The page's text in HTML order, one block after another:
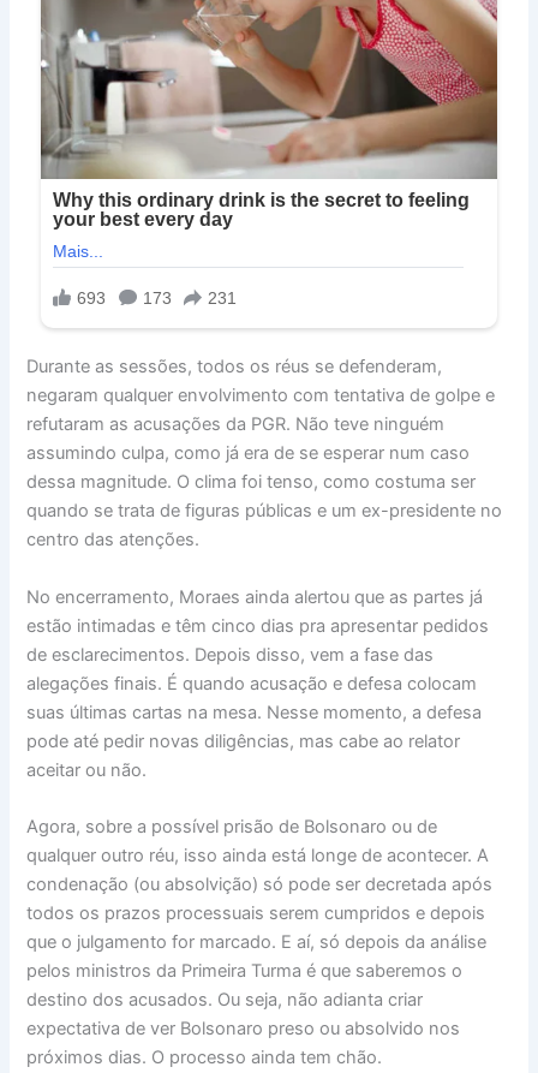
Durante as sessões, todos os réus se defenderam,
negaram qualquer envolvimento com tentativa de golpe e
refutaram as acusações da PGR. Não teve ninguém
assumindo culpa, como já era de se esperar num caso
dessa magnitude. O clima foi tenso, como costuma ser
quando se trata de figuras públicas e um ex-presidente no
centro das atenções.
No encerramento, Moraes ainda alertou que as partes já
estão intimadas e têm cinco dias pra apresentar pedidos
de esclarecimentos. Depois disso, vem a fase das
alegações finais. É quando acusação e defesa colocam
suas últimas cartas na mesa. Nesse momento, a defesa
pode até pedir novas diligências, mas cabe ao relator
aceitar ou não.
Agora, sobre a possível prisão de Bolsonaro ou de
qualquer outro réu, isso ainda está longe de acontecer. A
condenação (ou absolvição) só pode ser decretada após
todos os prazos processuais serem cumpridos e depois
que o julgamento for marcado. E aí, só depois da análise
pelos ministros da Primeira Turma é que saberemos o
destino dos acusados. Ou seja, não adianta criar
expectativa de ver Bolsonaro preso ou absolvido nos
próximos dias. O processo ainda tem chão.